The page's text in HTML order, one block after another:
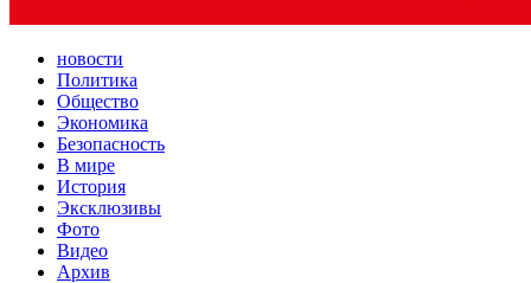
новости
Политика
Общество
Экономика
Безопасность
В мире
История
Эксклюзивы
Фото
Видео
Архив